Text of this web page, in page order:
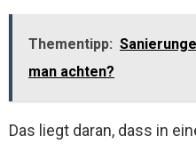
Thementipp:
man achten?
Das liegt daran, dass in